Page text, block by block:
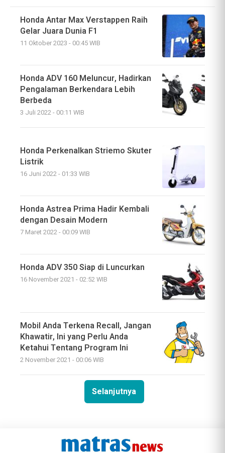
Honda Antar Max Verstappen Raih
Gelar Juara Dunia F1
11 Oktober 2023 - 00:45 WIB
Honda ADV 160 Meluncur, Hadirkan
Pengalaman Berkendara Lebih
Berbeda
3 Juli 2022 - 00:11 WIB
Honda Perkenalkan Striemo Skuter
Listrik
16 Juni 2022 - 01:33 WIB
Honda Astrea Prima Hadir Kembali
dengan Desain Modern
7 Maret 2022 - 00:09 WIB
Honda ADV 350 Siap di Luncurkan
16 November 2021 - 02:52 WIB
Mobil Anda Terkena Recall, Jangan
Khawatir, Ini yang Perlu Anda
Ketahui Tentang Program Ini
2 November 2021 - 00:06 WIB
Selanjutnya